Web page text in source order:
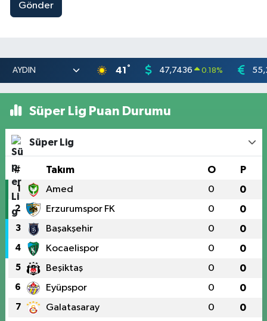
Gönder
41 ° 47,7436 0.18%
Süper Lig Puan Durumu
Süper Lig
# Takım O P
1 Amed 0 0
2 Erzurumspor FK 0 0
3 Başakşehir 0 0
4 Kocaelispor 0 0
5 Beşiktaş 0 0
6 Eyüpspor 0 0
7 Galatasaray 0 0